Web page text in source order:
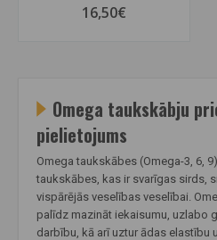
16,50€
Omega taukskābju
pielietojums
Omega taukskābes (Omega-3, 6,
taukskābes, kas ir svarīgas sirds,
vispārējās veselības veselībai.
palīdz mazināt iekaisumu, uzlabo
darbību, kā arī uztur ādas elastību